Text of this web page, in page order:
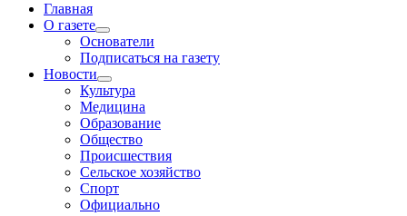
Главная
О газете
Основатели
Подписаться на газету
Новости
Культура
Медицина
Образование
Общество
Происшествия
Сельское хозяйство
Спорт
Официально